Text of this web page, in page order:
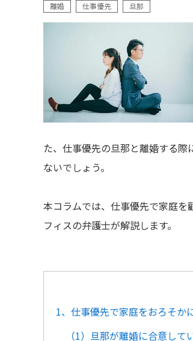
離婚
仕事優先 旦那
た、仕事優先の旦那と離婚する
ないでしょう。
本コラムでは、仕事優先で家庭
フィスの弁護士が解説します。
1、仕事優先で家庭をおろそか
（1）旦那が離婚に合意し